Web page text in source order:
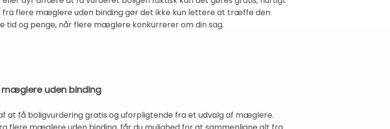
fra flere mæglere uden binding gør det ikke kun lettere at træffe den
tid og penge, når flere mæglere konkurrerer om din sag.
uden binding
at få boligvurdering gratis og uforpligtende fra et udvalg af mæglere.